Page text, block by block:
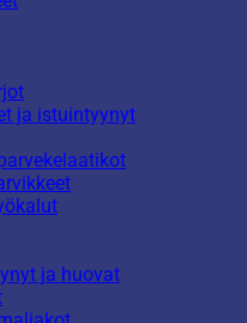
ja istuintyynyt
ja huovat